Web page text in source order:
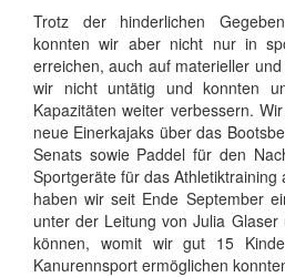
Trotz der hinderlichen
konnten wir aber nicht nur in
erreichen, auch auf materieller
wir nicht untätig und konnten
Kapazitäten weiter verbessern.
neue Einerkajaks über das
Senats sowie Paddel für den
Sportgeräte für das Athletiktraining
haben wir seit Ende September
unter der Leitung von Julia
können, womit wir gut 15
Kanurennsport ermöglichen